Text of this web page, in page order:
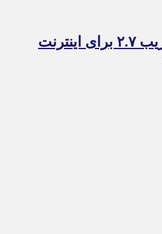
ماجرای اعمال ضریب ۲.۷ برای اینترنت